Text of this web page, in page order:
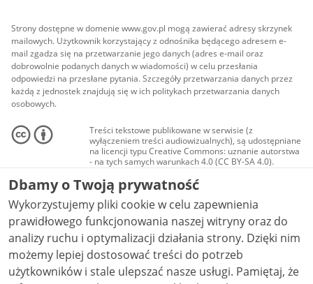
Strony dostępne w domenie www.gov.pl mogą zawierać adresy skrzynek
mailowych. Użytkownik korzystający z odnośnika będącego adresem e-
mail zgadza się na przetwarzanie jego danych (adres e-mail oraz
dobrowolnie podanych danych w wiadomości) w celu przesłania
odpowiedzi na przesłane pytania. Szczegóły przetwarzania danych przez
każdą z jednostek znajdują się w ich politykach przetwarzania danych
osobowych.
Treści tekstowe publikowane w serwisie (z
wyłączeniem treści audiowizualnych), są udostępniane
na licencji typu Creative Commons: uznanie autorstwa
- na tych samych warunkach 4.0 (CC BY-SA 4.0).
Materiały audiowizualne, w tym zdjęcia, materiały
audio i wideo, są udostępniane na licencji typu
Creative Commons: uznanie autorstwa użycie
niekomercyjne - bez utworów zależnych 4.0 (CC BY-
NC-ND 4.0), o ile nie jest to stwierdzone inaczej.
Dbamy o Twoją prywatność
Wykorzystujemy pliki cookie w celu zapewnienia
prawidłowego funkcjonowania naszej witryny oraz do
analizy ruchu i optymalizacji działania strony. Dzięki nim
możemy lepiej dostosować treści do potrzeb
użytkowników i stale ulepszać nasze usługi. Pamiętaj, że